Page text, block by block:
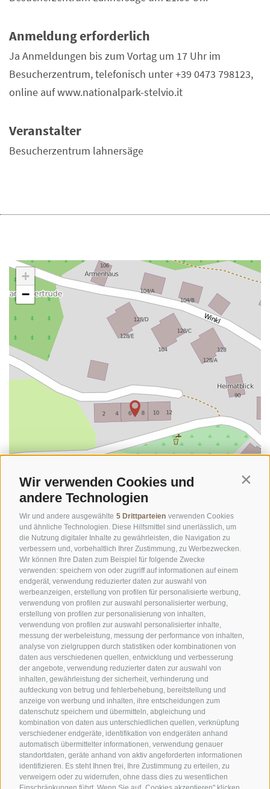
Wir verwenden Cookies und
andere Technologien
Wir und andere ausgewählte 5 Drittparteien verwenden Cookies
und ähnliche Technologien. Diese Hilfsmittel sind unerlässlich, um
die Nutzung digitaler Inhalte zu gewährleisten, die Navigation zu
verbessern und, vorbehaltlich Ihrer Zustimmung, zu Werbezwecken.
Wir können Ihre Daten zum Beispiel für folgende Zwecke
verwenden: speichern von oder zugriff auf informationen auf einem
endgerät, verwendung reduzierter daten zur auswahl von
werbeanzeigen, erstellung von profilen für personalisierte werbung,
verwendung von profilen zur auswahl personalisierter werbung,
erstellung von profilen zur personalisierung von inhalten,
verwendung von profilen zur auswahl personalisierter inhalte,
messung der werbeleistung, messung der performance von inhalten,
analyse von zielgruppen durch statistiken oder kombinationen von
daten aus verschiedenen quellen, entwicklung und verbesserung
der angebote, verwendung reduzierter daten zur auswahl von
inhalten, gewährleistung der sicherheit, verhinderung und
aufdeckung von betrug und fehlerbehebung, bereitstellung und
anzeige von werbung und inhalten, ihre entscheidungen zum
datenschutz speichern und übermitteln, abgleichung und
kombination von daten aus unterschiedlichen quellen, verknüpfung
verschiedener endgeräte, identifikation von endgeräten anhand
automatisch übermittelter informationen, verwendung genauer
standortdaten, geräte anhand von aktiv angeforderten informationen
identifizieren. Es steht Ihnen frei, Ihre Zustimmung zu erteilen, zu
verweigern oder zu widerrufen, ohne dass dies zu wesentlichen
Anmeldung erforderlich
Ja Anmeldungen bis zum Vortag um 17 Uhr im
Besucherzentrum, telefonisch unter +39 0473 798123,
online auf www.nationalpark-stelvio.it
Veranstalter
Besucherzentrum lahnersäge
+
−
©OpenStreetMapcontributors
AMT FÜR DEN NATIONALPARK STILFSERJOCH
SOCIAL-MEDIA-RICHTLINIEN | IMPRESSUM | SITEMAP | COOKIE-RICHTLINIE
PRIVACY | Cookie Präferenzen